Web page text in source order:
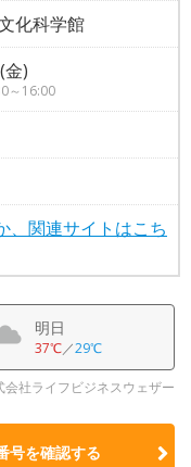
化科学館
金)
～16:00
、関連サイトはこち
明日
37℃／29℃
社ライフビジネスウェザー
号を確認する